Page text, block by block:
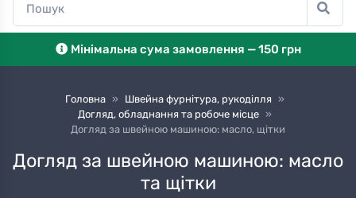
Мінімальна сума замовлення — 150 грн
Головна » Швейна фурнітура, рукоділля
»
Догляд, обладнання та робоче місце »
Догляд за швейною машиною: масло, щітки
Догляд за швейною машиною: масло
та щітки